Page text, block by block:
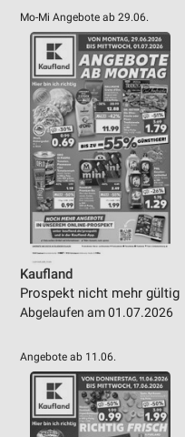
Mo-Mi Angebote ab 29.06.
Kaufland
Prospekt nicht mehr gültig
Abgelaufen am 01.07.2026
Angebote ab 11.06.